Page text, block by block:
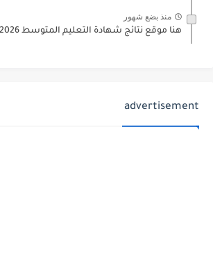
منذ بضع شهور
هنا موقع نتائج شهادة التعليم المتوسط 2026 bem.onec.dz
advertisement